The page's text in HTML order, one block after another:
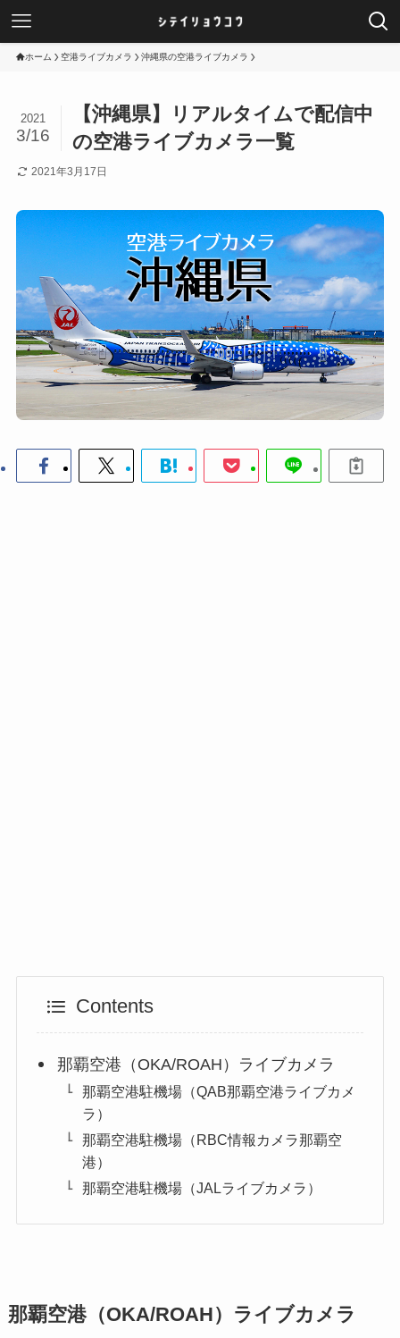
ホーム 空港ライブカメラ 沖縄県の空港ライブカメラ
【沖縄県】リアルタイムで配信中
の空港ライブカメラ一覧
2021
3/16
2021年3月17日
Contents
那覇空港（OKA/ROAH）ライブカメラ
那覇空港駐機場（QAB那覇空港ライブカメ
ラ）
那覇空港駐機場（RBC情報カメラ那覇空
港）
那覇空港駐機場（JALライブカメラ）
那覇空港（OKA/ROAH）ライブカメラ